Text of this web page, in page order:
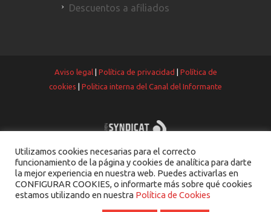
Descuentos a afiliados
Aviso legal| Política de privacidad
Política de
cookies
Politica interna del Canal del Informante
Utilizamos cookies necesarias para el correcto
funcionamiento de la página y cookies de analítica para darte
la mejor experiencia en nuestra web. Puedes activarlas en
CONFIGURAR COOKIES, o informarte más sobre qué cookies
estamos utilizando en nuestra Política de Cookies